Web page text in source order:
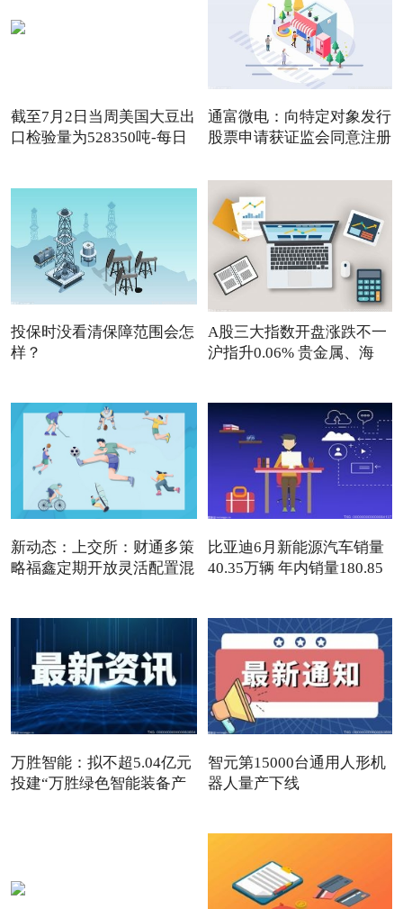
截至7月2日当周美国大豆出
口检验量为528350吨-每日
通富微电：向特定对象发行
股票申请获证监会同意注册
投保时没看清保障范围会怎
样？
A股三大指数开盘涨跌不一
沪指升0.06% 贵金属、海
新动态：上交所：财通多策
略福鑫定期开放灵活配置混
比亚迪6月新能源汽车销量
40.35万辆 年内销量180.85
万胜智能：拟不超5.04亿元
投建“万胜绿色智能装备产
智元第15000台通用人形机
器人量产下线